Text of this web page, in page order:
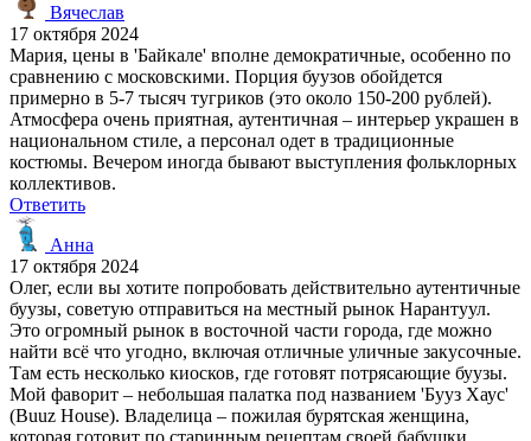
Вячеслав
17 октября 2024
Мария, цены в 'Байкале' вполне демократичные, особенно по
сравнению с московскими. Порция буузов обойдется
примерно в 5-7 тысяч тугриков (это около 150-200 рублей).
Атмосфера очень приятная, аутентичная – интерьер украшен в
национальном стиле, а персонал одет в традиционные
костюмы. Вечером иногда бывают выступления фольклорных
коллективов.
Ответить
Анна
17 октября 2024
Олег, если вы хотите попробовать действительно аутентичные
буузы, советую отправиться на местный рынок Нарантуул.
Это огромный рынок в восточной части города, где можно
найти всё что угодно, включая отличные уличные закусочные.
Там есть несколько киосков, где готовят потрясающие буузы.
Мой фаворит – небольшая палатка под названием 'Бууз Хаус'
(Buuz House). Владелица – пожилая бурятская женщина,
которая готовит по старинным рецептам своей бабушки.